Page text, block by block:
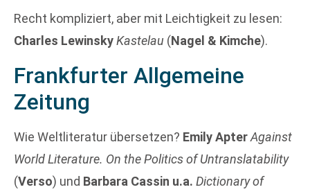
Recht kompliziert, aber mit Leichtigkeit zu lesen:
Charles LewinskyKastelau (Nagel & Kimche).
Frankfurter Allgemeine
Zeitung
Wie Weltliteratur übersetzen? Emily ApterAgainst
World Literature. On the Politics of Untranslatability
(Verso) und Barbara Cassin u.a. Dictionary of